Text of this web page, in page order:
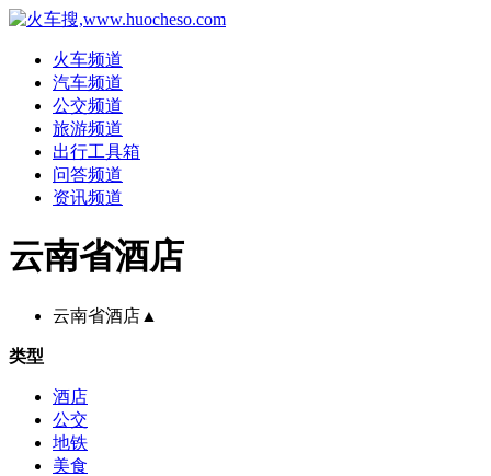
火车频道
汽车频道
公交频道
旅游频道
出行工具箱
问答频道
资讯频道
云南省酒店
云南省酒店 ▲
类型
酒店
公交
地铁
美食